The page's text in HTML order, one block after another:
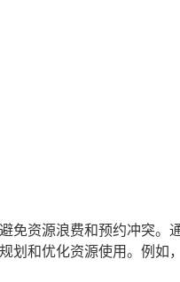
免资源浪费和预约冲突。
划和优化资源使用。例如